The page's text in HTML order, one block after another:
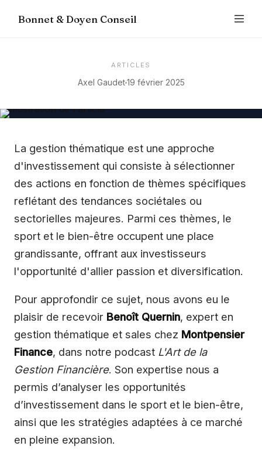
Bonnet & Doyen Conseil
ARTICLES
Axel Gaudet19 février 2025
La gestion thématique est une approche
d'investissement qui consiste à sélectionner
des actions en fonction de thèmes spécifiques
reflétant des tendances sociétales ou
sectorielles majeures. Parmi ces thèmes, le
sport et le bien-être occupent une place
grandissante, offrant aux investisseurs
l'opportunité d'allier passion et diversification.
Pour approfondir ce sujet, nous avons eu le
plaisir de recevoir Benoît Quernin, expert en
gestion thématique et sales chez Montpensier
Finance, dans notre podcast L'Art de la
Gestion Financière. Son expertise nous a
permis d’analyser les opportunités
d’investissement dans le sport et le bien-être,
ainsi que les stratégies adaptées à ce marché
en pleine expansion.